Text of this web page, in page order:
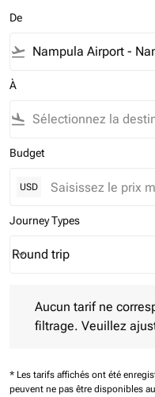
De
flight_takeoff
À
flight_land
Budget
USD
Journey Types
Journey Types option
Round trip
keyboard_arrow_down
Aucun tarif ne
filtrage. Veuillez
* Les tarifs affichés ont été
peuvent ne pas être disponibles